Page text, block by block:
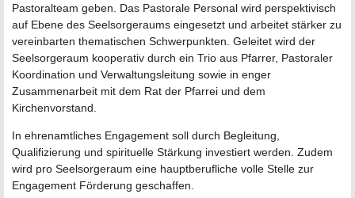
Pastoralteam geben. Das Pastorale Personal wird perspektivisch
auf Ebene des Seelsorgeraums eingesetzt und arbeitet stärker zu
vereinbarten thematischen Schwerpunkten. Geleitet wird der
Seelsorgeraum kooperativ durch ein Trio aus Pfarrer, Pastoraler
Koordination und Verwaltungsleitung sowie in enger
Zusammenarbeit mit dem Rat der Pfarrei und dem
Kirchenvorstand.
In ehrenamtliches Engagement soll durch Begleitung,
Qualifizierung und spirituelle Stärkung investiert werden. Zudem
wird pro Seelsorgeraum eine hauptberufliche volle Stelle zur
Engagement Förderung geschaffen.